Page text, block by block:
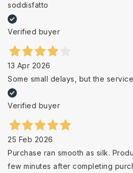
soddisfatto
Verified buyer
13 Apr 2026
Some small delays, but the
Verified buyer
25 Feb 2026
Purchase ran smooth as silk.
few minutes after completing